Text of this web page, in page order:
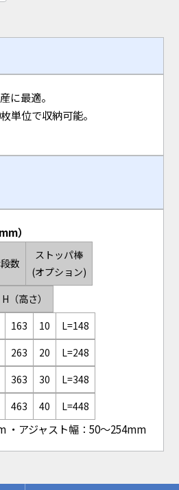
に最適。
単位で収納可能。
）
数
ストッパ棒
(オプション)
H（高さ）
163 10
L=148
263 20
L=248
363 30
L=348
463 40 L=448
・アジャスト幅：50～254mm